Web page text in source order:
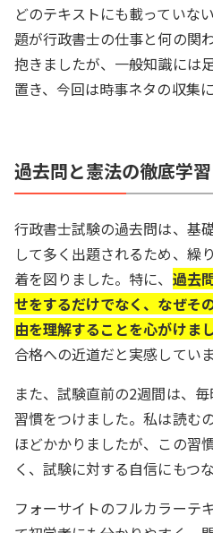
どのテキストにも載っていな
題が行政書士の仕事と何の関
抱きましたが、一般知識には
置き、今回は時事ネタの収集
過去問と憲法の徹底学
行政書士試験の過去問は、基
して多く出題されるため、繰
着を図りました。特に、 過去
せをするだけでなく、なぜそ
由を理解することを心がけまし
合格への近道だと実感していま
また、試験直前の2週間は、
習慣をつけました。私は読む
ほどかかりましたが、この習
く、試験に対する自信にもつ
フォーサイトのフルカラーテ